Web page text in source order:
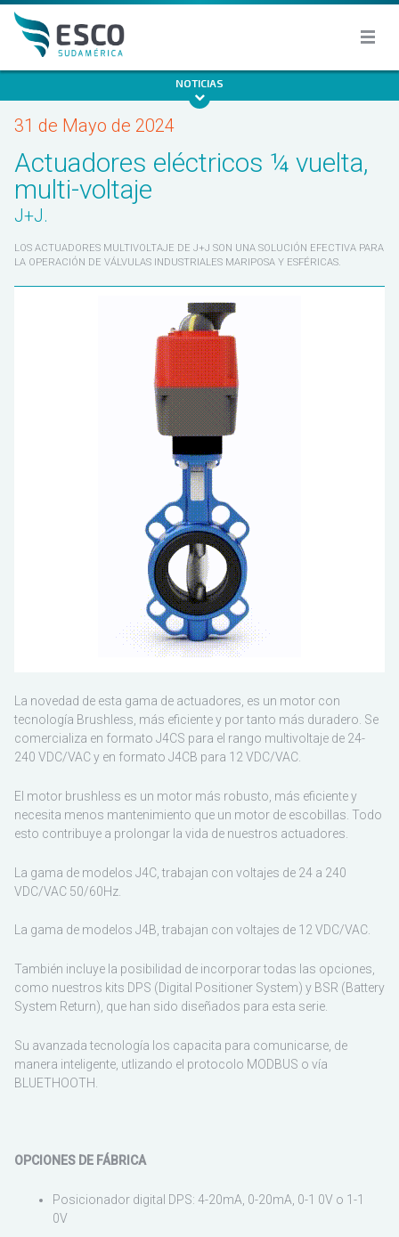
Sudamérica
NOTICIAS
31 de Mayo de 2024
Actuadores eléctricos ¼ vuelta,
multi-voltaje
J+J.
LOS ACTUADORES MULTIVOLTAJE DE J+J SON UNA SOLUCIÓN EFECTIVA PARA
LA OPERACIÓN DE VÁLVULAS INDUSTRIALES MARIPOSA Y ESFÉRICAS.
La novedad de esta gama de actuadores, es un motor con
tecnología Brushless, más eficiente y por tanto más duradero. Se
comercializa en formato J4CS para el rango multivoltaje de 24-
240 VDC/VAC y en formato J4CB para 12 VDC/VAC.
El motor brushless es un motor más robusto, más eficiente y
necesita menos mantenimiento que un motor de escobillas. Todo
esto contribuye a prolongar la vida de nuestros actuadores.
La gama de modelos J4C, trabajan con voltajes de 24 a 240
VDC/VAC 50/60Hz.
La gama de modelos J4B, trabajan con voltajes de 12 VDC/VAC.
También incluye la posibilidad de incorporar todas las opciones,
como nuestros kits DPS (Digital Positioner System) y BSR (Battery
System Return), que han sido diseñados para esta serie.
Su avanzada tecnología los capacita para comunicarse, de
manera inteligente, utlizando el protocolo MODBUS o vía
BLUETHOOTH.
OPCIONES DE FÁBRICA
Posicionador digital DPS: 4-20mA, 0-20mA, 0-1 0V o 1-1
0V